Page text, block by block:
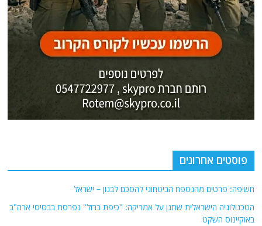
פוסטים אחרונים
חשיפה: פרטים מהנספח הביטחוני להסכם לבנון – ישראל
הטכנולוגיה הישראלית שתגן על אמריקה: "כיפת ברזל" נפרסת בבסיסי ארה"ב
באוקיינוס השקט